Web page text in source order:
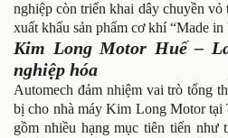
nghiệp còn triển khai dây chuyền vỏ
xuất khẩu sản phẩm cơ khí “Made
Kim Long Motor Huế –
nghiệp hóa
Automech đảm nhiệm vai trò tổng
bị cho nhà máy Kim Long Motor
gồm nhiều hạng mục tiên tiến như